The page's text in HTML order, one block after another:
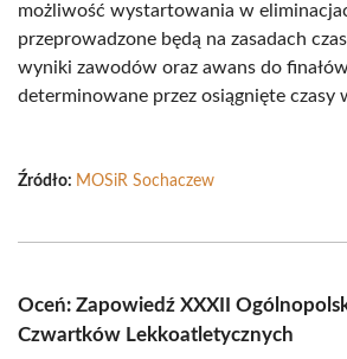
możliwość wystartowania w
przeprowadzone będą na zasadach
wyniki zawodów oraz awans do
determinowane przez osiągnięte czasy
Źródło: MOSiR Sochaczew
Oceń: Zapowiedź XXXII
Czwartków Lekkoatletycznych